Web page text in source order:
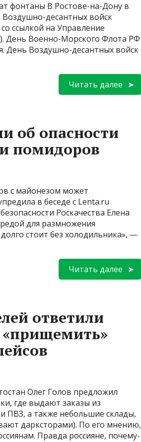
фонтаны В Ростове-на-Дону в
десантных войск
ссылкой на Управление
День Военно-Морского Флота РФ
День Воздушно-десантных войск
Читать далее
об опасности
и помидоров
с майонезом может
в беседе с Lenta.ru
Роскачества Елена
для размножения
стоит без холодильника», —
Читать далее
ответили
Олег Голов предложил
где выдают заказы из
ПВЗ, а также небольшие склады,
дарксторами). По его мнению,
Правда россияне, почему-